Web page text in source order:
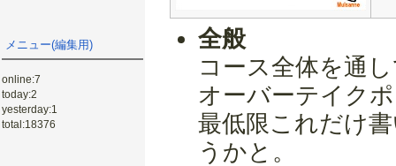
メニュー(編集用)
online:7
today:2
yesterday:1
total:18376
全般
コース全体を通
オーバーテイク
最低限これだけ
うかと。